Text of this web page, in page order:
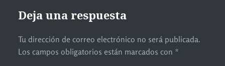
Deja una respuesta
Tu dirección de correo electrónico no será publicada.
Los campos obligatorios están marcados con *